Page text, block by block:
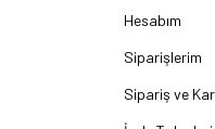
Hesabım
Siparişlerim
Sipariş ve